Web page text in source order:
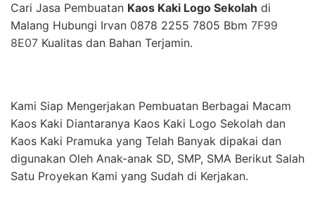
Cari Jasa Pembuatan Kaos Kaki Logo Sekolah di
Malang Hubungi Irvan 0878 2255 7805 Bbm 7F99
8E07 Kualitas dan Bahan Terjamin.
Kami Siap Mengerjakan Pembuatan Berbagai Macam
Kaos Kaki Diantaranya Kaos Kaki Logo Sekolah dan
Kaos Kaki Pramuka yang Telah Banyak dipakai dan
digunakan Oleh Anak-anak SD, SMP, SMA Berikut Salah
Satu Proyekan Kami yang Sudah di Kerjakan.